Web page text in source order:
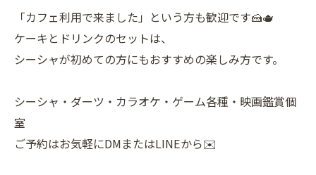
「カフェ利用で来ました」という方も歓迎です🍰🫖
ケーキとドリンクのセットは、
シーシャが初めての方にもおすすめの楽しみ方です。
シーシャ・ダーツ・カラオケ・ゲーム各種・映画鑑賞個
室
ご予約はお気軽にDMまたはLINEから✉️